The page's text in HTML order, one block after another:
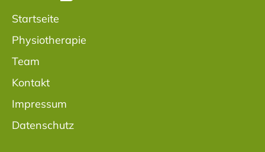
Startseite
Physiotherapie
Team
Kontakt
Impressum
Datenschutz